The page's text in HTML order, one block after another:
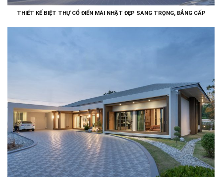
THIẾT KẾ BIỆT THỰ CỔ ĐIỂN MÁI NHẬT ĐẸP SANG TRỌNG, ĐẲNG CẤP